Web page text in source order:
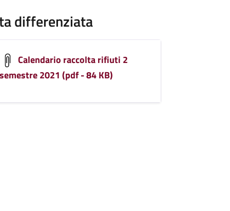
differenziata
Calendario raccolta rifiuti 2
2021 (pdf - 84 KB)